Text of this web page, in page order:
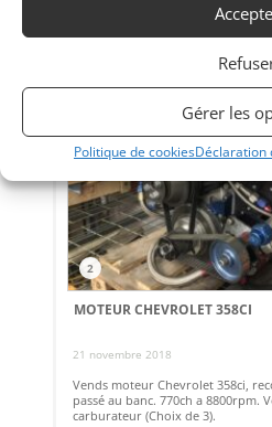
Gérer les
Politique de cookiesDéclaration
2
MOTEUR CHEVROLET 358CI
21 novembre 2018
Vends moteur Chevrolet 358ci,
passé au banc. 770ch a 8800rpm.
carburateur (Choix de 3).